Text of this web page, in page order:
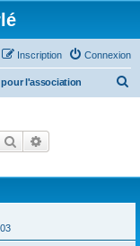
Connexion
Inscription
pour l'association
Rechercher